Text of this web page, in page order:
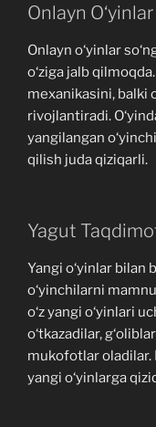
Onlayn O‘yinlar
Onlayn o‘yinlar
o‘ziga jalb
mexanikasini, balki
rivojlantiradi.
yangilangan
qilish juda qiziqarli.
Yagut
Yangi o‘yinlar bilan
o‘yinchilarni
o‘z yangi o‘yinlari
o‘tkazadilar,
mukofotlar oladilar.
yangi o‘yinlarga